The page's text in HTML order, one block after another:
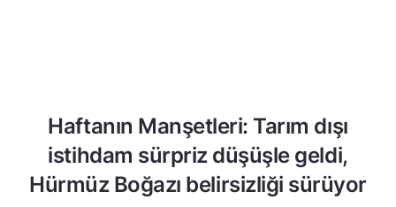
Haftanın Manşetleri: Tarım dışı
istihdam sürpriz düşüşle geldi,
Hürmüz Boğazı belirsizliği sürüyor